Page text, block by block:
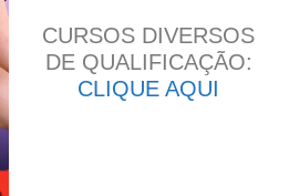
CURSOS DIVERSOS
DE QUALIFICAÇÃO:
CLIQUE AQUI